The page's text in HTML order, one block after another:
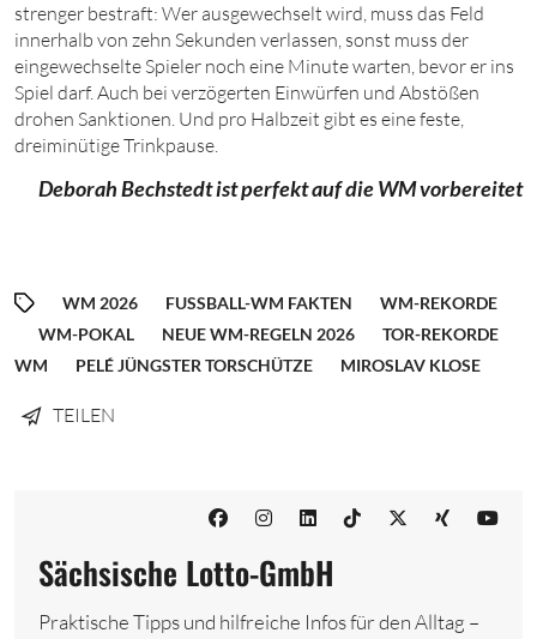
strenger bestraft: Wer ausgewechselt wird, muss das Feld
innerhalb von zehn Sekunden verlassen, sonst muss der
eingewechselte Spieler noch eine Minute warten, bevor er ins
Spiel darf. Auch bei verzögerten Einwürfen und Abstößen
drohen Sanktionen. Und pro Halbzeit gibt es eine feste,
dreiminütige Trinkpause.
Deborah Bechstedt ist perfekt auf die WM vorbereitet
WM 2026 FUSSBALL-WM FAKTEN
WM-REKORDE
WM-POKAL
NEUE WM-REGELN 2026
TOR-REKORDE
WM
PELÉ JÜNGSTER TORSCHÜTZE MIROSLAV KLOSE
TEILEN
Sächsische Lotto-GmbH
Praktische Tipps und hilfreiche Infos für den Alltag –